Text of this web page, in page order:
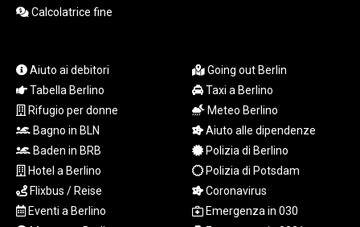
1644.196411
KWD 0.357306
KYD 0.962469
KZT 541.953128
LAK
26120.269022
LBP
103475.784612
LKR 387.551407
Calcolatrice fine
Aiuto ai debitori
Tabella Berlino
Rifugio per donne
Bagno in BLN
Baden in BRB
Hotel a Berlino
Flixbus / Reise
Eventi a Berlino
Going out Berlin
Taxi a Berlino
Meteo Berlino
Aiuto alle dipendenze
Polizia di Berlino
Polizia di Potsdam
Coronavirus
Emergenza in 030